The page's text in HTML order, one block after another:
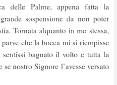
delle Palme, appena fatta la
sospensione da non poter
Tornata alquanto in me stessa,
che la bocca mi si riempisse
bagnato il volto e tutta la
nostro Signore l’avesse versato